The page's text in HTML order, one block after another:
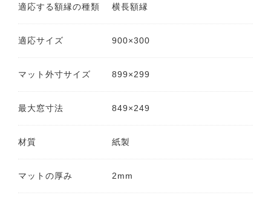
適応する額縁の種類 横長額縁
適応サイズ 900×300
マット外寸サイズ 899×299
最大窓寸法 849×249
材質 紙製
マットの厚み 2mm